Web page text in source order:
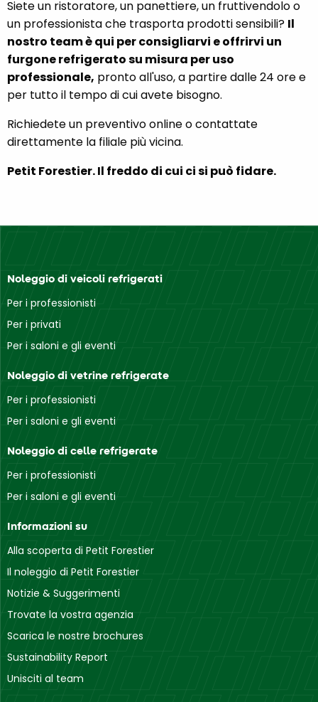
Siete un ristoratore, un panettiere, un fruttivendolo o
un professionista che trasporta prodotti sensibili? Il
nostro team è qui per consigliarvi e offrirvi un
furgone refrigerato su misura per uso
professionale, pronto all'uso, a partire dalle 24 ore e
per tutto il tempo di cui avete bisogno.
Richiedete un preventivo online o contattate
direttamente la filiale più vicina.
Petit Forestier. Il freddo di cui ci si può fidare.
Noleggio di veicoli refrigerati
Per i professionisti
Per i privati
Per i saloni e gli eventi
Noleggio di vetrine refrigerate
Per i professionisti
Per i saloni e gli eventi
Noleggio di celle refrigerate
Per i professionisti
Per i saloni e gli eventi
Informazioni su
Alla scoperta di Petit Forestier
Il noleggio di Petit Forestier
Notizie & Suggerimenti
Trovate la vostra agenzia
Scarica le nostre brochures
Sustainability Report
Unisciti al team